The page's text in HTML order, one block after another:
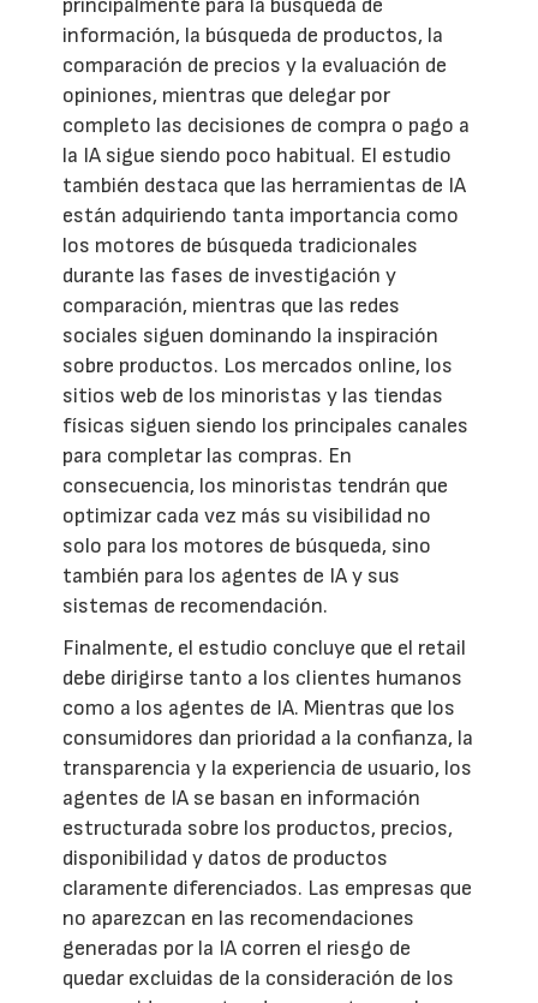
principalmente para la búsqueda de
información, la búsqueda de productos, la
comparación de precios y la evaluación de
opiniones, mientras que delegar por
completo las decisiones de compra o pago a
la IA sigue siendo poco habitual. El estudio
también destaca que las herramientas de IA
están adquiriendo tanta importancia como
los motores de búsqueda tradicionales
durante las fases de investigación y
comparación, mientras que las redes
sociales siguen dominando la inspiración
sobre productos. Los mercados online, los
sitios web de los minoristas y las tiendas
físicas siguen siendo los principales canales
para completar las compras. En
consecuencia, los minoristas tendrán que
optimizar cada vez más su visibilidad no
solo para los motores de búsqueda, sino
también para los agentes de IA y sus
sistemas de recomendación.
Finalmente, el estudio concluye que el retail
debe dirigirse tanto a los clientes humanos
como a los agentes de IA. Mientras que los
consumidores dan prioridad a la confianza, la
transparencia y la experiencia de usuario, los
agentes de IA se basan en información
estructurada sobre los productos, precios,
disponibilidad y datos de productos
claramente diferenciados. Las empresas que
no aparezcan en las recomendaciones
generadas por la IA corren el riesgo de
quedar excluidas de la consideración de los